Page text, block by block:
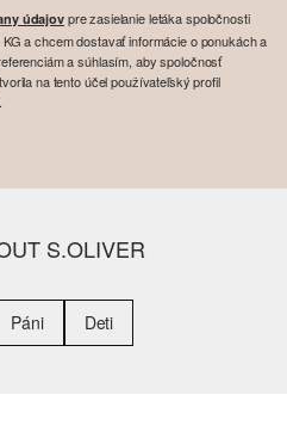
údajovpre zasielanie letáka spoločnosti
a chcem dostavať informácie o ponukách a
a súhlasím, aby spoločnosť
na tento účel používateľský profil
S.OLIVER
Páni Deti